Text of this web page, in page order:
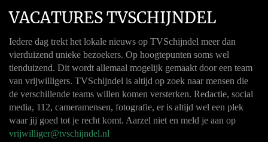
VACATURES TVSCHIJNDEL
Iedere dag trekt het lokale nieuws op TVSchijndel meer dan
vierduizend unieke bezoekers. Op hoogtepunten soms wel
tienduizend. Dit wordt allemaal mogelijk gemaakt door een team
van vrijwilligers. TVSchijndel is altijd op zoek naar mensen die
de verschillende teams willen komen versterken. Redactie, social
media, 112, cameramensen, fotografie, er is altijd wel een plek
waar jij goed tot je recht komt. Aarzel niet en meld je aan op
vrijwilliger@tvschijndel.nl